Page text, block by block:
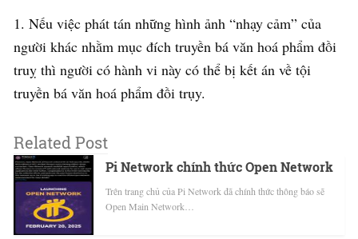
1. Nếu việc phát tán những hình ảnh “nhạy cảm” của
người khác nhằm mục đích truyền bá văn hoá phẩm đồi
truỵ thì người có hành vi này có thể bị kết án về tội
truyền bá văn hoá phẩm đồi trụy.
Related Post
Pi Network chính thức Open Network
Trên trang chủ của Pi Network đã chính thức thông báo sẽ
Open Main Network…